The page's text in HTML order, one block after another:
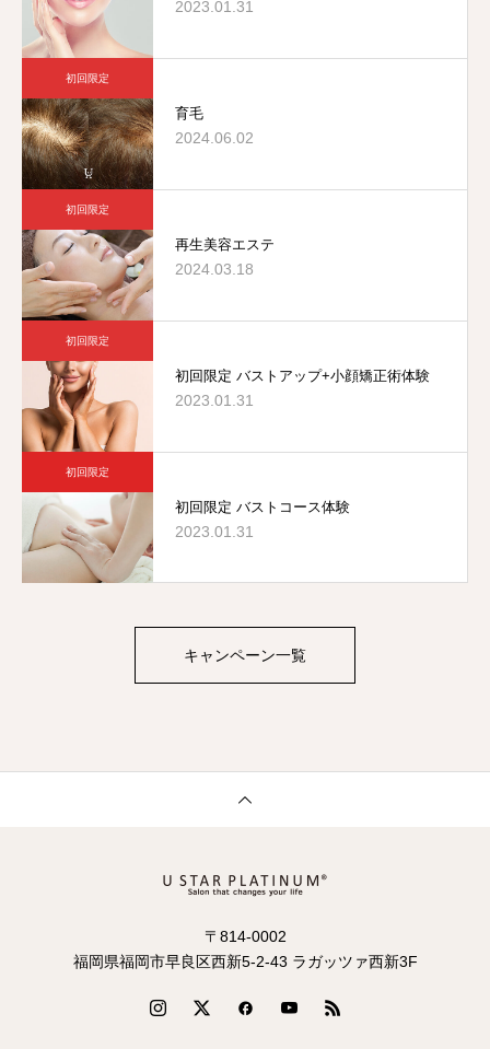
2023.01.31
初回限定
育毛
2024.06.02
初回限定
再生美容エステ
2024.03.18
初回限定
初回限定 バストアップ+小顔矯正術体験
2023.01.31
初回限定
初回限定 バストコース体験
2023.01.31
キャンペーン一覧
〒814-0002
福岡県福岡市早良区西新5-2-43 ラガッツァ西新3F